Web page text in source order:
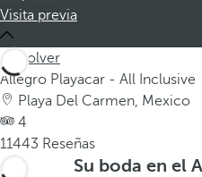
Visita previa
Volver
Allegro Playacar - All Inclusive
Playa Del Carmen, Mexico
4
11443 Reseñas
Su boda en el